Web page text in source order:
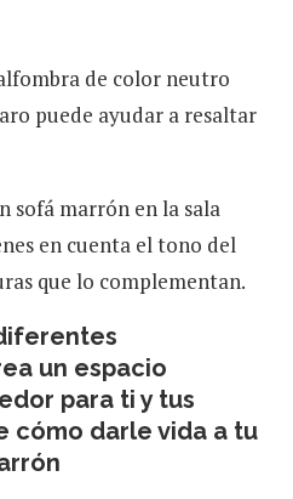
de color neutro
puede ayudar a resaltar
sofá marrón en la sala
en cuenta el tono del
que lo complementan.
un espacio
para ti y tus
cómo darle vida a tu